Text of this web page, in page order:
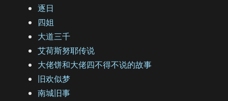
逐日
四姐
大道三千
艾荷斯努耶传说
大佬饼和大佬四不得不说的故事
旧欢似梦
南城旧事